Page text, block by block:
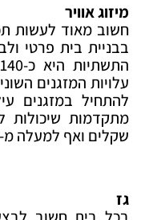
מיזוג אוויר
חשוב מאוד לעשות
בבניית בית פרטי
עלויות המזגנים
מתקדמות שיכולות
שקלים ואף למעלה מ-100,000 ₪.
גז